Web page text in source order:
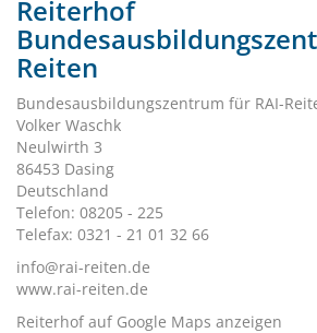
Reiterhof
Reiten
Bundesausbildungszentrum für RAI-
Volker Waschk
Neulwirth 3
86453 Dasing
Deutschland
Telefon: 08205 - 225
Telefax: 0321 - 21 01 32 66
info@rai-reiten.de
www.rai-reiten.de
Reiterhof auf Google Maps anzeigen